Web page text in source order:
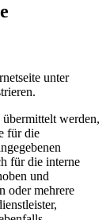
unter
übermittelt werden,
für die
für die interne
und
oder mehrere